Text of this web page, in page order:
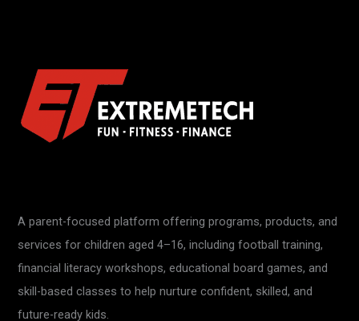
A parent-focused platform offering programs, products, and
services for children aged 4–16, including football training,
financial literacy workshops, educational board games, and
skill-based classes to help nurture confident, skilled, and
future-ready kids.